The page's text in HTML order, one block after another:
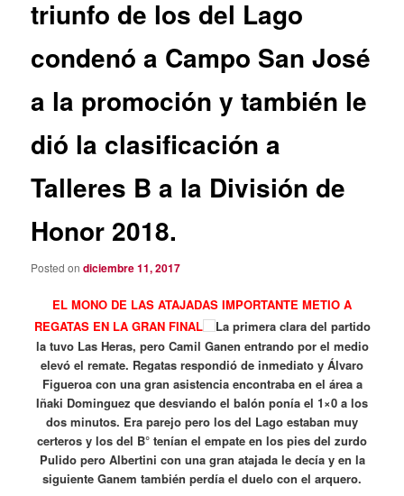
triunfo de los del Lago
condenó a Campo San José
a la promoción y también le
dió la clasificación a
Talleres B a la División de
Honor 2018.
Posted ondiciembre 11, 2017
EL MONO DE LAS ATAJADAS IMPORTANTE METIO A
REGATAS EN LA GRAN FINAL
La primera clara del partido
la tuvo Las Heras, pero Camil Ganen entrando por el medio
elevó el remate. Regatas respondió de inmediato y Álvaro
Figueroa con una gran asistencia encontraba en el área a
Iñaki Dominguez que desviando el balón ponía el 1×0 a los
dos minutos. Era parejo pero los del Lago estaban muy
certeros y los del B° tenían el empate en los pies del zurdo
Pulido pero Albertini con una gran atajada le decía y en la
siguiente Ganem también perdía el duelo con el arquero.